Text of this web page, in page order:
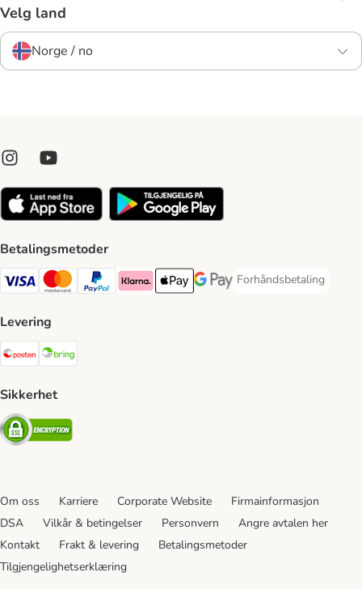
Velg land
Norge / no
Betalingsmetoder
Visa Payment Method
Mastercard Payment Method
PayPal Payment Method
Klarna Payment Method
Apple Pay Payment Method
Google Pay Payment Method
Forhåndsbetaling
Forhåndsbetaling
Levering
Posten Shipping Method
Sikkerhet
Security
Om oss Karriere Corporate Website
Firmainformasjon
DSA
Vilkår & betingelser Personvern
Angre avtalen her
Kontakt
Frakt & levering
Betalingsmetoder
Tilgjengelighetserklæring